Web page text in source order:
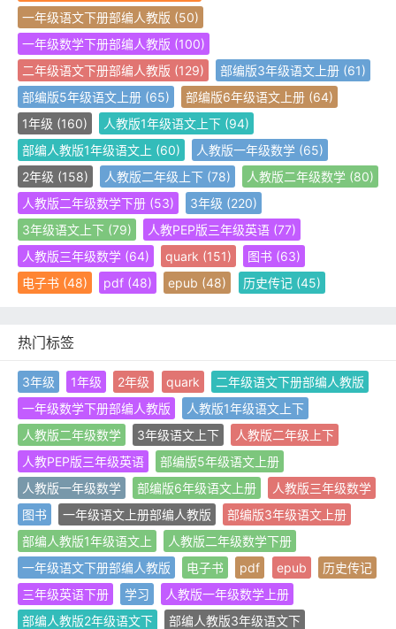
一年级语文下册部编人教版 (50)
一年级数学下册部编人教版 (100)
二年级语文下册部编人教版 (129) 部编版3年级语文上册 (61)
部编版5年级语文上册(65) 部编版6年级语文上册 (64)
1年级 (160) 人教版1年级语文上下 (94)
部编人教版1年级语文上 (60) 人教版一年级数学 (65)
2年级 (158) 人教版二年级上下 (78) 人教版二年级数学 (80)
人教版二年级数学下册(53) 3年级 (220)
3年级语文上下(79) 人教PEP版三年级英语 (77)
人教版三年级数学(64) quark (151) 图书 (63)
电子书(48) pdf (48) epub (48) 历史传记(45)
热门标签
3年级 1年级 2年级 quark
二年级语文下册部编人教版
一年级数学下册部编人教版
人教版1年级语文上下
人教版二年级数学
3年级语文上下
人教版二年级上下
人教PEP版三年级英语
部编版5年级语文上册
人教版一年级数学
部编版6年级语文上册
人教版三年级数学
图书
一年级语文上册部编人教版
部编版3年级语文上册
部编人教版1年级语文上
人教版二年级数学下册
一年级语文下册部编人教版
电子书 pdf epub
历史传记
三年级英语下册
学习
人教版一年级数学上册
部编人教版2年级语文下
部编人教版3年级语文下